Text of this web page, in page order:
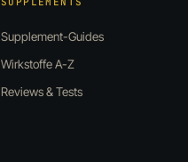
Supplement-Guides
Wirkstoffe A-Z
Reviews & Tests